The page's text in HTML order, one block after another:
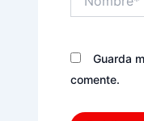
Guarda
comente.